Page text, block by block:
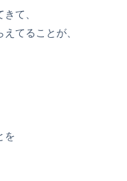
て、
てることが、
を